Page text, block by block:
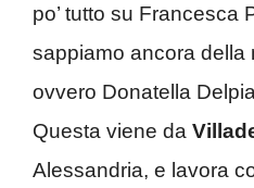
po’ tutto su Francesca
sappiamo ancora della
ovvero Donatella
Questa viene da
Alessandria, e lavora